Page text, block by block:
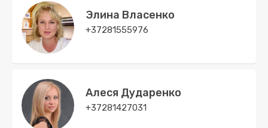
Элина Власенко
+37281555976
Алеся Дударенко
+37281427031